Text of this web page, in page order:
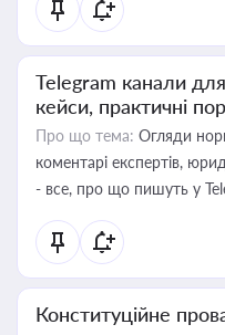
Telegram канали
кейси, практичні
Про що тема: Огляди
коментарі експертів,
- все, про що пишуть у
Конституційне